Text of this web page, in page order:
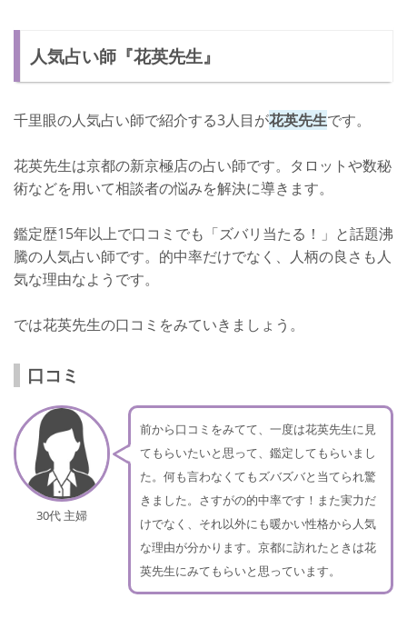
人気占い師『花英先生』
千里眼の人気占い師で紹介する3人目が花英先生です。
花英先生は京都の新京極店の占い師です。タロットや数秘
術などを用いて相談者の悩みを解決に導きます。
鑑定歴15年以上で口コミでも「ズバリ当たる！」と話題沸
騰の人気占い師です。的中率だけでなく、人柄の良さも人
気な理由なようです。
では花英先生の口コミをみていきましょう。
口コミ
30代 主婦
前から口コミをみてて、一度は花英先生に見
てもらいたいと思って、鑑定してもらいまし
た。何も言わなくてもズバズバと当てられ驚
きました。さすがの的中率です！また実力だ
けでなく、それ以外にも暖かい性格から人気
な理由が分かります。京都に訪れたときは花
英先生にみてもらいと思っています。